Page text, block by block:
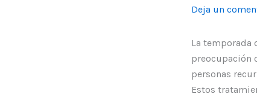
Deja un
La temporada
preocupación
personas
Estos